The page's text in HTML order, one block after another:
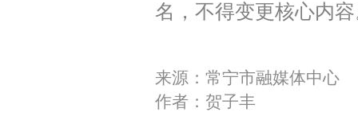
名，不得变更核心内
来源：常宁市融媒体中心
作者：贺子丰